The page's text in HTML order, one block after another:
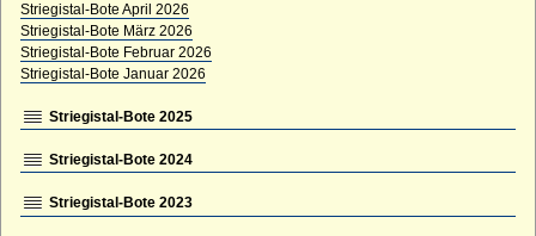
Striegistal-Bote April 2026
Striegistal-Bote März 2026
Striegistal-Bote Februar 2026
Striegistal-Bote Januar 2026
Striegistal-Bote 2025
Striegistal-Bote 2024
Striegistal-Bote 2023